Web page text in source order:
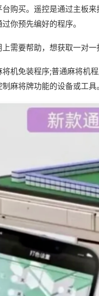
台购买。遥控是通过主板
你预先编好的程序。
需要帮助，想获取一对
机免装程序;普通麻将机
麻将牌功能的设备或工具。